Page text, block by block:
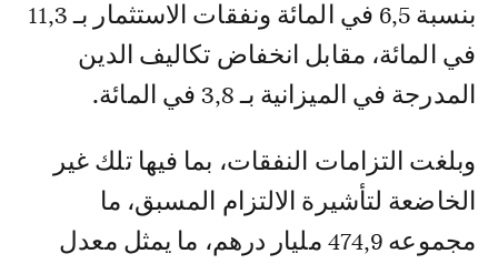
بنسبة 6,5 في المائة ونفقات الاستثمار بـ 11,3
في المائة، مقابل انخفاض تكاليف الدين
المدرجة في الميزانية بـ 3,8 في المائة.
وبلغت التزامات النفقات، بما فيها تلك غير
الخاضعة لتأشيرة الالتزام المسبق، ما
مجموعه 474,9 مليار درهم، ما يمثل معدل